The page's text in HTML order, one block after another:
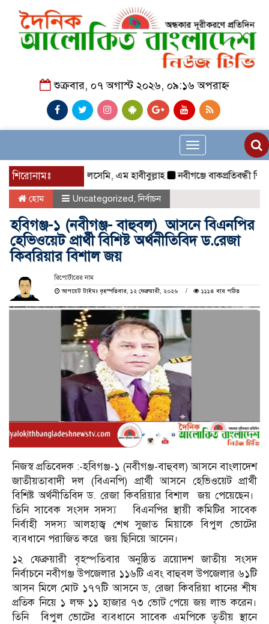
শুক্রবার, ০৭ অগাস্ট ২০২৬, ০৯:১৬ অপরাহ্ন
Toggle
navigation
শিরোনামঃ আলসেমি, এম হাবীবুল্লাহ নবীগঞ্জে বাকপ্রতিবন্ধী শিশুকে
হোম Uncategorized,নির্বাচন
হবিগঞ্জ-১ (নবীগঞ্জ- বাহুবল) আসনে বিএনপির
হেভিওয়েট প্রার্থী বিশিষ্ট অর্থনীতিবিদ ড.রেজা
কিবরিয়ার বিশাল জয়
রিপোর্টারের নাম
আপডেট টাইমঃ বৃহস্পতিবার, ১২ ফেব্রুয়ারী, ২০২৬
১১১৪ বার পঠিত
নিজস্ব প্রতিবেদক :-হবিগঞ্জ-১ (নবীগঞ্জ-বাহুবল) আসনে বাংলাদেশ
জাতীয়তাবাদী দল (বিএনপি) প্রার্থী আসনে হেভিওয়েট প্রার্থী
বিশিষ্ট অর্থনীতিবিদ ড. রেজা কিবরিয়ার বিশাল জয় পেয়েছেন।
তিনি সাবেক সংসদ সদস্য বিএনপির স্থায়ী কমিটির সাবেক
নির্বাহী সদস্য আলহাজ্ব শেখ সুজাত মিয়াকে বিপুল ভোটের
ব্যবধানে পরাজিত করে জয় ছিনিয়ে আনেন।
১২ ফেব্রুয়ারী বৃহস্পতিবার অনুষ্ঠিত ত্রয়োদশ জাতীয় সংসদ
নির্বাচনে নবীগঞ্জ উপজেলার ১১৬টি এবং বাহুবল উপজেলার ৬১টি
আসন মিলে মোট ১৭৭টি আসনে ড, রেজা কিবরিয়া ধানের শীষ
প্রতিক নিয়ে ১ লক্ষ ১১ হাজার ৭৩ ভোট পেয়ে জয় লাভ করেন।
তিনি বিপুল ভোটের ব্যবধানে সাবেক এমপিকে তৃতীয় স্থানে